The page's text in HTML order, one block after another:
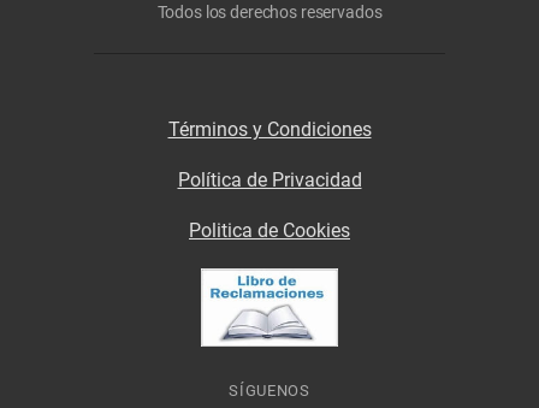
Todos los derechos reservados
Términos y Condiciones
Política de Privacidad
Politica de Cookies
SÍGUENOS